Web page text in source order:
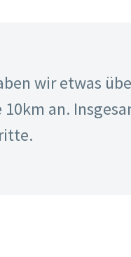
es sich eine Robbe auf
richtig toll! 🙂
An so einem Sonntag ist
So was haben wir
gab es noch einen